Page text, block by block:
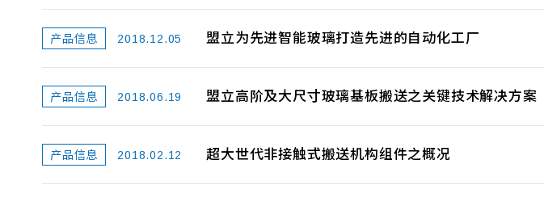
产品信息 2018.12.05 盟立为先进智能玻璃打造先进的自动化工厂
产品信息 2018.06.19 盟立高阶及大尺寸玻璃基板搬送之关键技术解决方案
产品信息 2018.02.12 超大世代非接触式搬送机构组件之概况